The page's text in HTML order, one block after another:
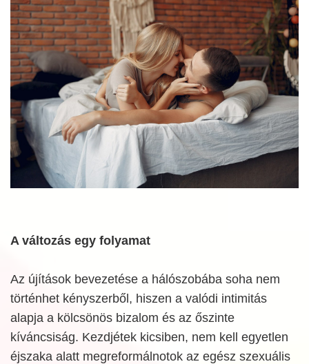
A változás egy folyamat
Az újítások bevezetése a hálószobába soha nem
történhet kényszerből, hiszen a valódi intimitás
alapja a kölcsönös bizalom és az őszinte
kíváncsiság. Kezdjétek kicsiben, nem kell egyetlen
éjszaka alatt megreformálnotok az egész szexuális